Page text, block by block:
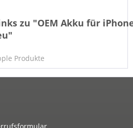
zu "OEM Akku für iPhone
Produkte